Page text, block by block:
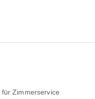
für Zimmerservice